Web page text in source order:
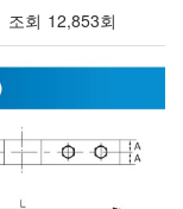
조회 12,853회